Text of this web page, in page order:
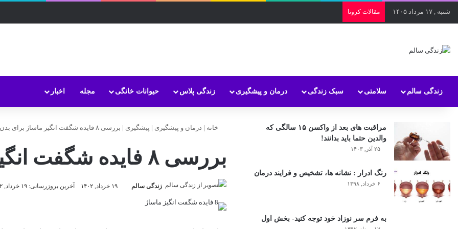
شنبه , ۱۷ مرداد ۱۴۰۵ مقالات کرونا
زندگی سالم سلامتی سبک زندگی درمان و پیشگیری زندگی پلاس حیوانات خانگی مجله اخبار
خانه | درمان و پیشگیری | پیشگیری | بررسی ۸ فایده شگفت انگیز ماساژ برای بدن
بررسی ۸ فایده شگفت انگیز ماساژ برای بدن
زندگی سالم ۱۹ خرداد, ۱۴۰۲ آخرین بروزرسانی: ۱۹ خرداد, ۱۴۰۲
مراقبت های بعد از واکسن ۱۵ سالگی که
والدین حتما باید بدانند!
۲۵ آذر, ۱۴۰۳
رنگ ادرار : نشانه ها، تشخیص و فرایند درمان
۶ خرداد, ۱۳۹۸
به فرم سر نوزاد خود توجه کنید- بخش اول